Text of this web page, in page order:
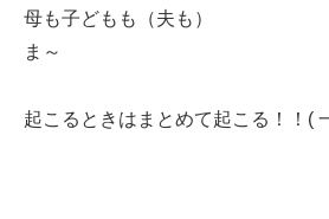
母も子どもも（夫も）
ま～
起こるときはまとめて起こる！！(